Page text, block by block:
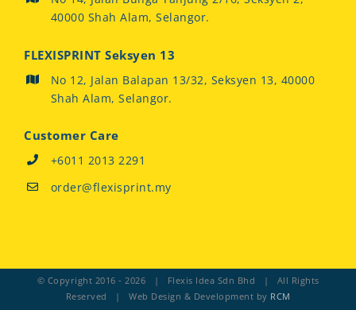
40000 Shah Alam, Selangor.
FLEXISPRINT Seksyen 13
No 12, Jalan Balapan 13/32, Seksyen 13, 40000
Shah Alam, Selangor.
Customer Care
+6011 2013 2291
order@flexisprint.my
© Copyright 2016 - 2026 | Flexis Idea Sdn Bhd | All Rights
Reserved | Web Design & Development by RCM